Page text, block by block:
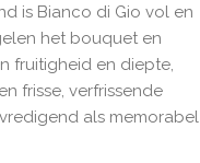
is Bianco di Gio vol en
het bouquet en
fruitigheid en diepte,
frisse, verfrissende
als memorabel